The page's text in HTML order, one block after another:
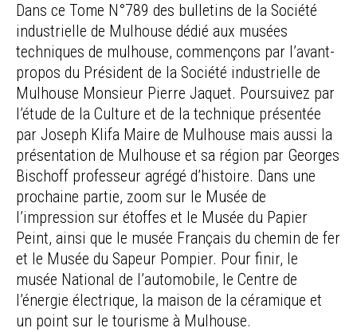
Dans ce Tome N°789 des bulletins de la Société
industrielle de Mulhouse dédié aux musées
techniques de mulhouse, commençons par l’avant-
propos du Président de la Société industrielle de
Mulhouse Monsieur Pierre Jaquet. Poursuivez par
l’étude de la Culture et de la technique présentée
par Joseph Klifa Maire de Mulhouse mais aussi la
présentation de Mulhouse et sa région par Georges
Bischoff professeur agrégé d’histoire. Dans une
prochaine partie, zoom sur le Musée de
l’impression sur étoffes et le Musée du Papier
Peint, ainsi que le musée Français du chemin de fer
et le Musée du Sapeur Pompier. Pour finir, le
musée National de l’automobile, le Centre de
l’énergie électrique, la maison de la céramique et
un point sur le tourisme à Mulhouse.